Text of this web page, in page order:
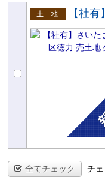
売土地
【社
全てチェック チ